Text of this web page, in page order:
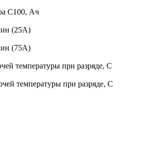
С100, Ач
(25А)
(75А)
температуры при разряде, С
температуры при разряде, С